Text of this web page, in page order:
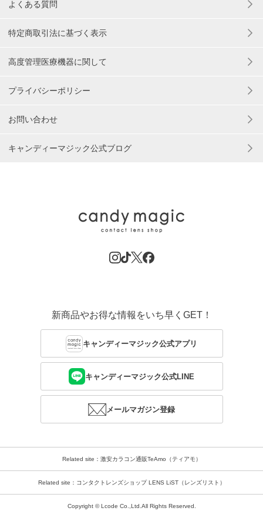
よくある質問
特定商取引法に基づく表示
高度管理医療機器に関して
プライバシーポリシー
お問い合わせ
キャンディーマジック公式ブログ
新商品やお得な情報をいち早くGET！
キャンディーマジック公式アプリ
キャンディーマジック公式LINE
メールマガジン登録
Related site：激安カラコン通販TeAmo（ティアモ）
Related site：コンタクトレンズショップ LENS LiST（レンズリスト）
Copyright © Lcode Co.,Ltd.All Rights Reserved.